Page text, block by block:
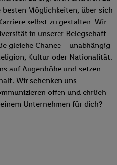
Möglichkeiten, über sich
selbst zu gestalten. Wir
in unserer Belegschaft
gleiche Chance – unabhängig
Kultur oder Nationalität.
auf Augenhöhe und setzen
Wir schenken uns
offen und ehrlich
Unternehmen für dich?